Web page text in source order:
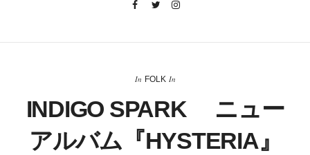
In FOLK In
INDIGO SPARK ニュー
アルバム『HYSTERIA』